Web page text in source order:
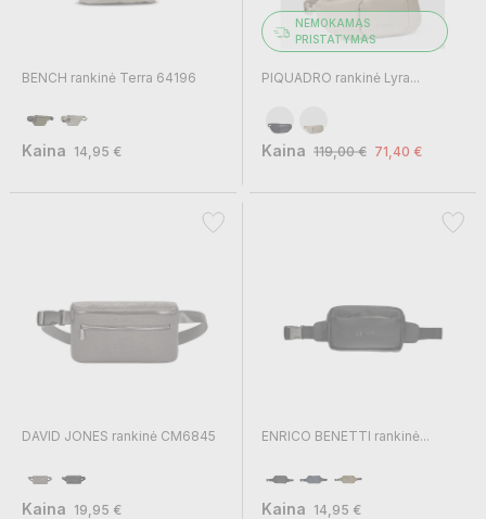
BENCH rankinė Terra 64196
Kaina 14,95 €
NEMOKAMAS
PRISTATYMAS
PIQUADRO rankinė Lyra...
Kaina 119,00 € 71,40 €
DAVID JONES rankinė CM6845
Kaina 19,95 €
ENRICO BENETTI rankinė...
Kaina 14,95 €